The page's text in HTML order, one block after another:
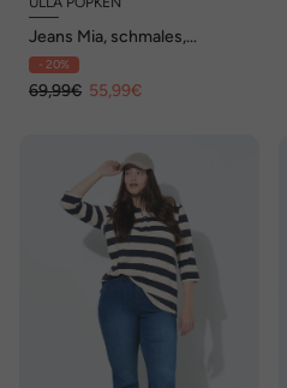
Jeans Mia, schmales,
gerades Bein, Flechtdetail
- 20%
69,99€ 55,99€